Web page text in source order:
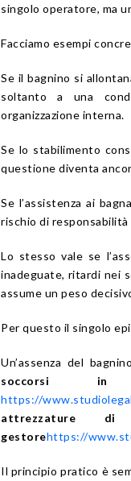
singolo operatore, ma
Facciamo esempi
Se il bagnino si
soltanto a una
organizzazione interna.
Se lo stabilimento
questione diventa
Se l’assistenza ai
rischio di
Lo stesso vale se
inadeguate, ritardi nei
assume un peso
Per questo il singolo
Un’assenza del
soccorsi in
https://
attrezzature di
gestorehttps://
Il principio pratico è